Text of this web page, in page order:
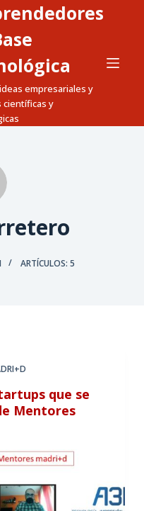
empresariales y
y
ARTÍCULOS: 5
que se
Mentores